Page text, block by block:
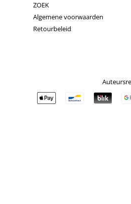
ZOEK
Algemene voorwaarden
Retourbeleid